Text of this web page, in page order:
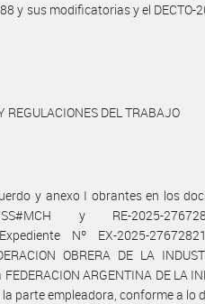
y sus modificatorias y el DECTO-
REGULACIONES DEL TRABAJO
y anexo I obrantes en los
y RE-2025-
Nº EX-2025-
OBRERA DE LA
ARGENTINA DE LA
la parte empleadora, conforme a lo